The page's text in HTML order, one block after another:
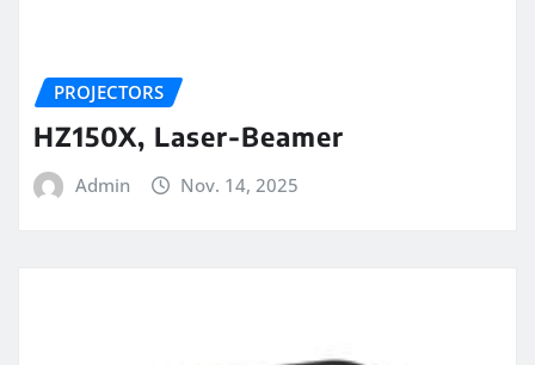
PROJECTORS
HZ150X, Laser-Beamer
Admin Nov. 14, 2025